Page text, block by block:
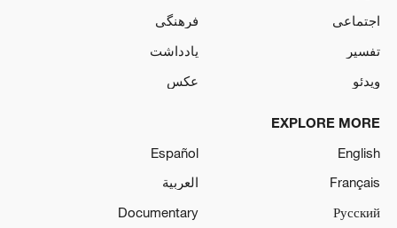
اجتماعی
فرهنگی
تفسیر
یادداشت
ویدئو
عکس
EXPLORE MORE
English
Español
Français
العربية
Русский
Documentary